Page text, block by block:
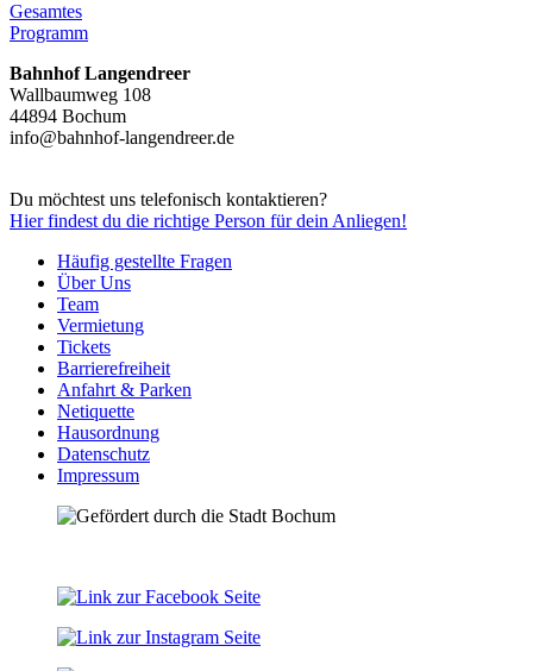
Gesamtes
Programm
Bahnhof Langendreer
Wallbaumweg 108
44894 Bochum
info@bahnhof-langendreer.de
Du möchtest uns telefonisch kontaktieren?
Hierfindest du die richtige Person für dein Anliegen!
Häufig gestellte Fragen
Über Uns
Team
Vermietung
Tickets
Barrierefreiheit
Anfahrt & Parken
Netiquette
Hausordnung
Datenschutz
Impressum